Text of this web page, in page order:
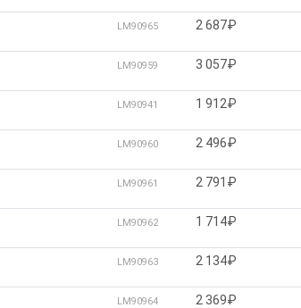
LM90965 2 687₽
LM90959 3 057₽
LM90941 1 912₽
LM90960 2 496₽
LM90961 2 791₽
LM90962 1 714₽
LM90963 2 134₽
LM90964 2 369₽